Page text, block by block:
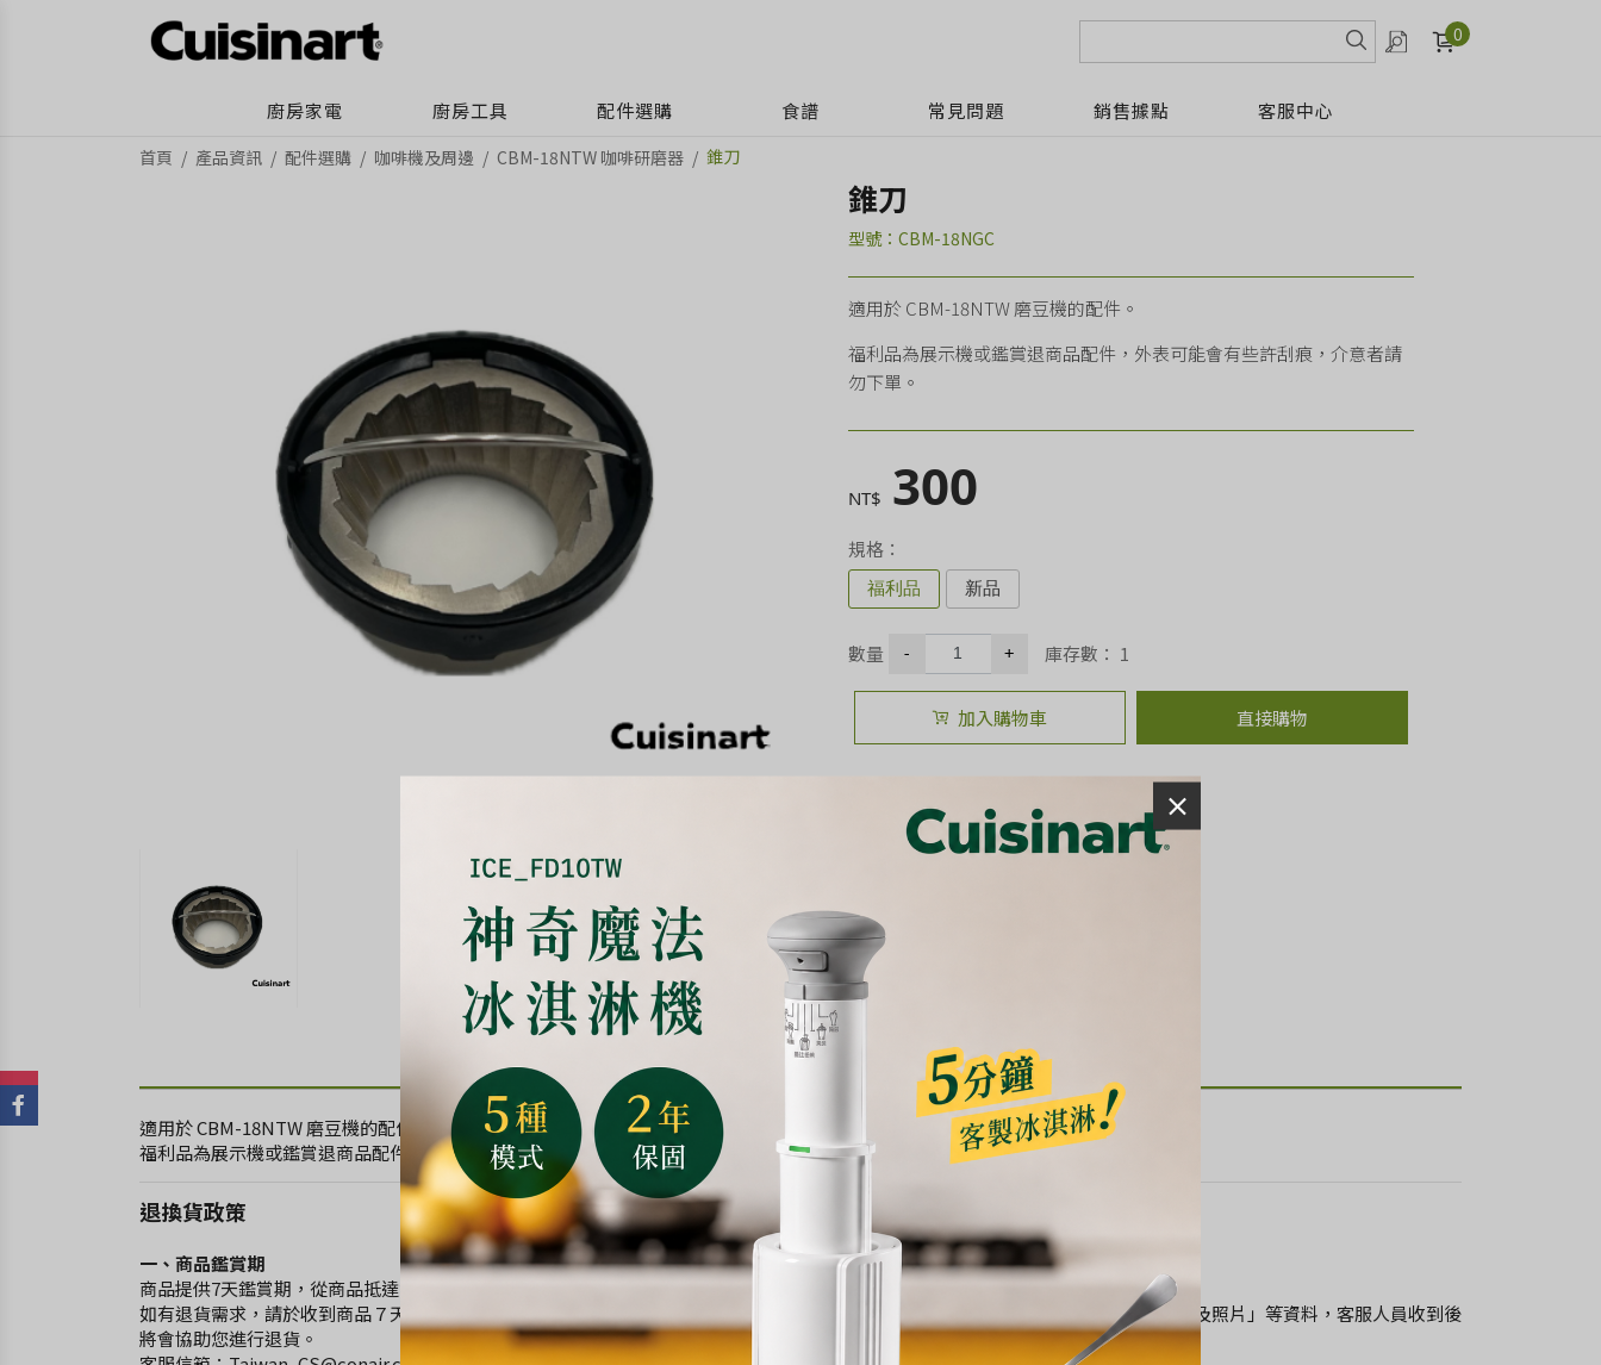
0
廚房家電 廚房工具 配件選購 食譜 常見問題 銷售據點 客服中心
首頁 產品資訊 配件選購 咖啡機及周邊 CBM-18NTW 咖啡研磨器 錐刀
錐刀
型號：CBM-18NGC
適用於 CBM-18NTW 磨豆機的配件。
福利品為展示機或鑑賞退商品配件，外表可能會有些許刮痕，介意者請
勿下單。
NT$ 300
規格：
福利品 新品
數量 - + 庫存數： 1
加入購物車 直接購物
產品特色
適用於 CBM-18NTW 磨豆機的配件。
福利品為展示機或鑑賞退商品配件，外表可能會有些許刮痕，介意者請勿下單。
退換貨政策
一、商品鑑賞期
商品提供7天鑑賞期，從商品抵達您手上開始即擁有７天商品鑑賞期 （７天含假日）。
如有退貨需求，請於收到商品７天內聯絡客服人員，並提供「姓名」、「訂單編號」、「連絡電話」、「退貨商品名稱」、「退貨原因及照片」等資料，客服人員收到後
將會協助您進行退貨。